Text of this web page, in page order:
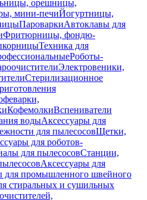
орешницы,
мини-печиЙогуртницы,
ПароваркиАвтоклавы для
Фритюрницы, фондю-
Техника для
Роботы-
Электровеники,
Стерилизационное
КофемолкиВспениватели
водыАксессуары для
для пылесосовЩетки,
для роботов-
для пылесосовСтанции,
Аксессуары для
для промышленного швейного
стиральных и сушильных